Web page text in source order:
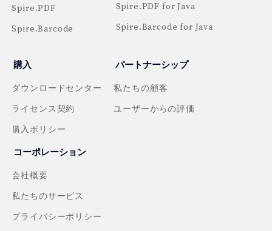
Spire.PDF
Spire.Barcode
Spire.PDF for Java
Spire.Barcode for Java
購入
ダウンロードセンター
ライセンス契約
購入ポリシー
パートナーシップ
私たちの顧客
ユーザーからの評価
コーポレーション
会社概要
私たちのサービス
プライバシーポリシー